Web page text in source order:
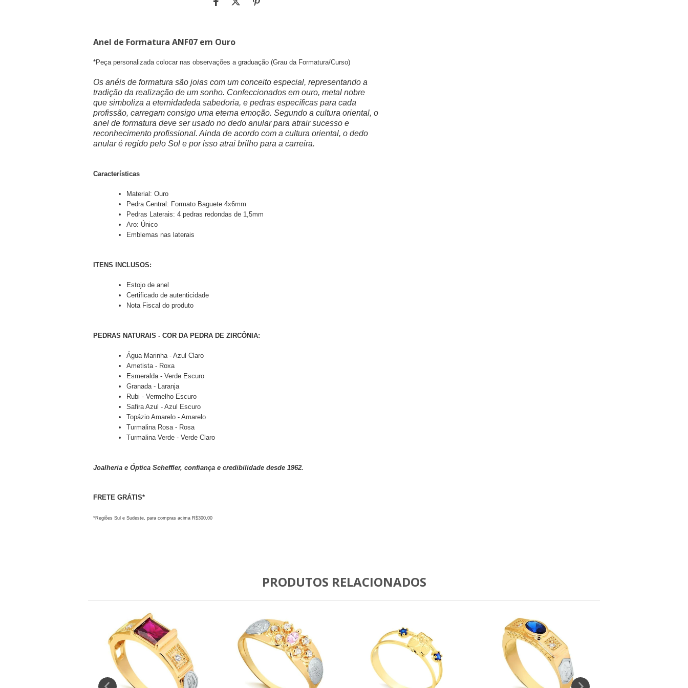
Anel de Formatura ANF07 em Ouro
*Peça personalizada colocar nas observações a graduação (Grau da Formatura/Curso)
Os anéis de formatura são joias com um conceito especial, representando a
tradição da realização de um sonho. Confeccionados em ouro, metal nobre
que simboliza a eternidadeda sabedoria, e pedras específicas para cada
profissão, carregam consigo uma eterna emoção. Segundo a cultura oriental, o
anel de formatura deve ser usado no dedo anular para atrair sucesso e
reconhecimento profissional. Ainda de acordo com a cultura oriental, o dedo
anular é regido pelo Sol e por isso atrai brilho para a carreira.
Características
Material: Ouro
Pedra Central: Formato Baguete 4x6mm
Pedras Laterais: 4 pedras redondas de 1,5mm
Aro: Único
Emblemas nas laterais
ITENS INCLUSOS:
Estojo de anel
Certificado de autenticidade
Nota Fiscal do produto
PEDRAS NATURAIS - COR DA PEDRA DE ZIRCÔNIA:
Água Marinha - Azul Claro
Ametista - Roxa
Esmeralda - Verde Escuro
Granada - Laranja
Rubi - Vermelho Escuro
Safira Azul - Azul Escuro
Topázio Amarelo - Amarelo
Turmalina Rosa - Rosa
Turmalina Verde - Verde Claro
Joalheria e Óptica Scheffler, confiança e credibilidade desde 1962.
FRETE GRÁTIS*
*Regiões Sul e Sudeste, para compras acima R$300,00
PRODUTOS RELACIONADOS